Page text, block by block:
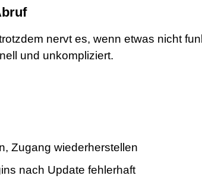
nervt es, wenn etwas nicht
und unkompliziert.
Zugang wiederherstellen
nach Update fehlerhaft